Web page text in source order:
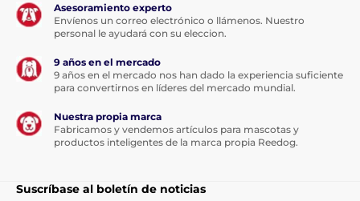
Asesoramiento experto
Envíenos un correo electrónico o llámenos. Nuestro
personal le ayudará con su eleccion.
9 años en el mercado
9 años en el mercado nos han dado la experiencia suficiente
para convertirnos en líderes del mercado mundial.
Nuestra propia marca
Fabricamos y vendemos artículos para mascotas y
productos inteligentes de la marca propia Reedog.
Suscríbase al boletín de noticias